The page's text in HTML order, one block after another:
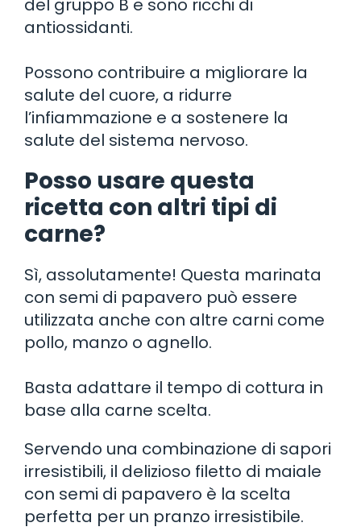
del gruppo B e sono ricchi di
antiossidanti.
Possono contribuire a migliorare la
salute del cuore, a ridurre
l’infiammazione e a sostenere la
salute del sistema nervoso.
Posso usare questa
ricetta con altri tipi di
carne?
Sì, assolutamente! Questa marinata
con semi di papavero può essere
utilizzata anche con altre carni come
pollo, manzo o agnello.
Basta adattare il tempo di cottura in
base alla carne scelta.
Servendo una combinazione di sapori
irresistibili, il delizioso filetto di maiale
con semi di papavero è la scelta
perfetta per un pranzo irresistibile.